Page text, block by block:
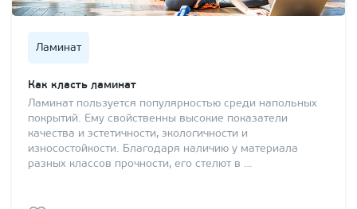
Ламинат
Как класть ламинат
Ламинат пользуется популярностью среди напольных
покрытий. Ему свойственны высокие показатели
качества и эстетичности, экологичности и
износостойкости. Благодаря наличию у материала
разных классов прочности, его стелют в …